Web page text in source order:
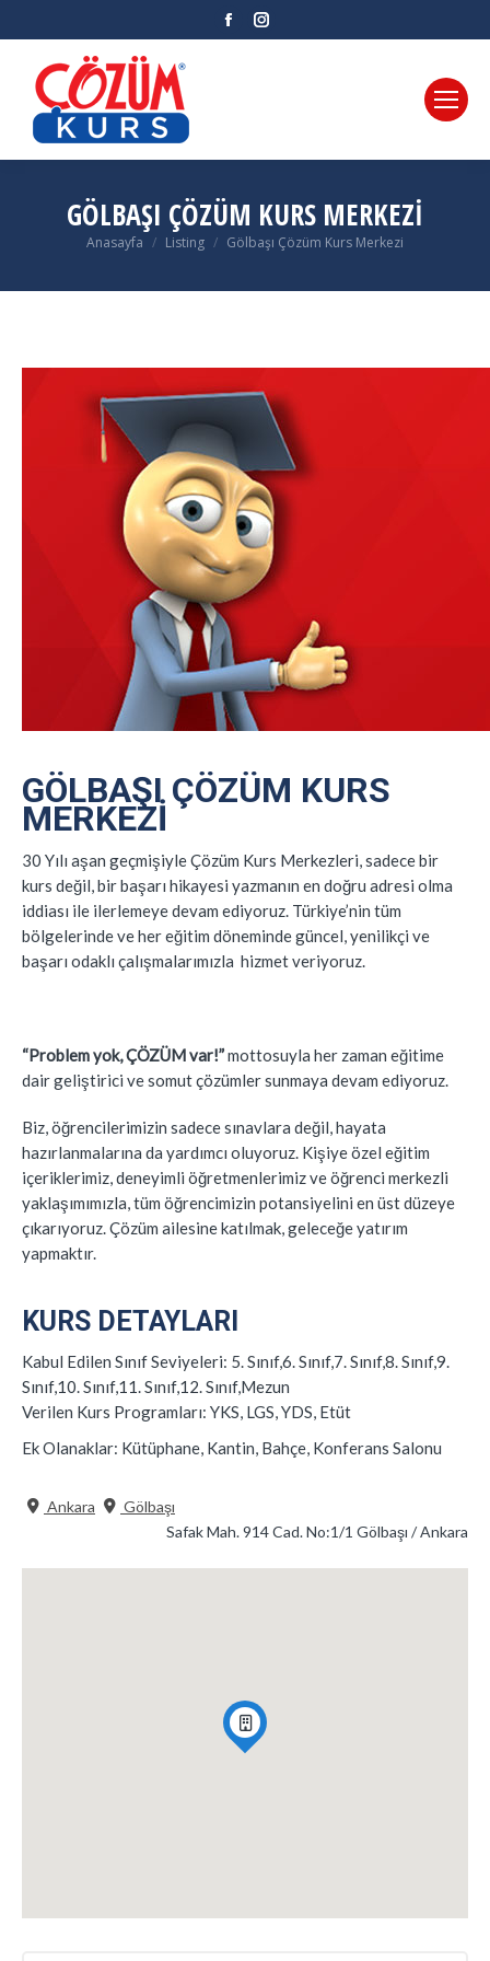
Facebook
GÖLBAŞI ÇÖZÜM KURS MERKEZI
You are here:
Anasayfa Listing Gölbaşı Çözüm Kurs Merkezi
GÖLBAŞI ÇÖZÜM KURS
MERKEZI
30 Yılı aşan geçmişiyle Çözüm Kurs Merkezleri, sadece bir
kurs değil, bir başarı hikayesi yazmanın en doğru adresi olma
iddiası ile ilerlemeye devam ediyoruz. Türkiye’nin tüm
bölgelerinde ve her eğitim döneminde güncel, yenilikçi ve
başarı odaklı çalışmalarımızla hizmet veriyoruz.
“Problem yok, ÇÖZÜM var!”mottosuyla her zaman eğitime
dair geliştirici ve somut çözümler sunmaya devam ediyoruz.
Biz, öğrencilerimizin sadece sınavlara değil, hayata
hazırlanmalarına da yardımcı oluyoruz. Kişiye özel eğitim
içeriklerimiz, deneyimli öğretmenlerimiz ve öğrenci merkezli
yaklaşımımızla, tüm öğrencimizin potansiyelini en üst düzeye
çıkarıyoruz. Çözüm ailesine katılmak, geleceğe yatırım
yapmaktır.
KURS DETAYLARI
Kabul Edilen Sınıf Seviyeleri: 5. Sınıf,6. Sınıf,7. Sınıf,8. Sınıf,9.
Sınıf,10. Sınıf,11. Sınıf,12. Sınıf,Mezun
Verilen Kurs Programları: YKS, LGS, YDS, Etüt
Ek Olanaklar: Kütüphane, Kantin, Bahçe, Konferans Salonu
Ankara
Gölbaşı
Safak Mah. 914 Cad. No:1/1 Gölbaşı / Ankara